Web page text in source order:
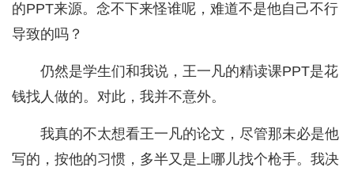
的PPT来源。念不下来怪谁呢，难道不是他自己不行
导致的吗？
仍然是学生们和我说，王一凡的精读课PPT是花
钱找人做的。对此，我并不意外。
我真的不太想看王一凡的论文，尽管那未必是他
写的，按他的习惯，多半又是上哪儿找个枪手。我决